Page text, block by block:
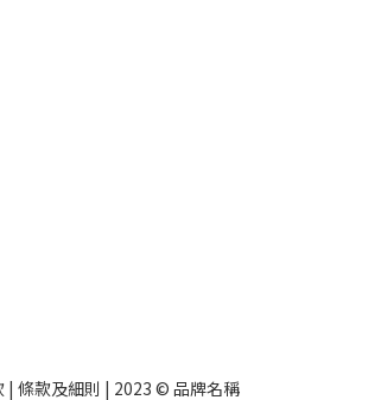
| 條款及細則 | 2023 © 品牌名稱